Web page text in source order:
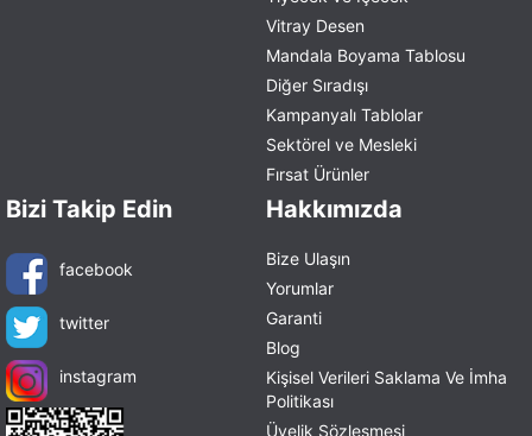
Vitray Desen
Mandala Boyama Tablosu
Diğer Sıradışı
Kampanyalı Tablolar
Sektörel ve Mesleki
Fırsat Ürünler
Bizi Takip Edin
facebook
twitter
instagram
Hakkımızda
Bize Ulaşın
Yorumlar
Garanti
Blog
Kişisel Verileri Saklama Ve İmha
Politikası
Üyelik Sözleşmesi